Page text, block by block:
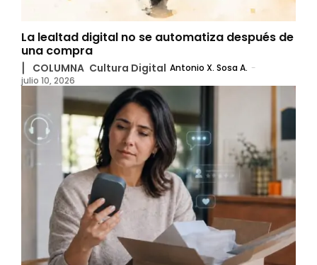
La lealtad digital no se automatiza después de
una compra
▏ COLUMNA Cultura Digital Antonio X. Sosa A. -
julio 10, 2026